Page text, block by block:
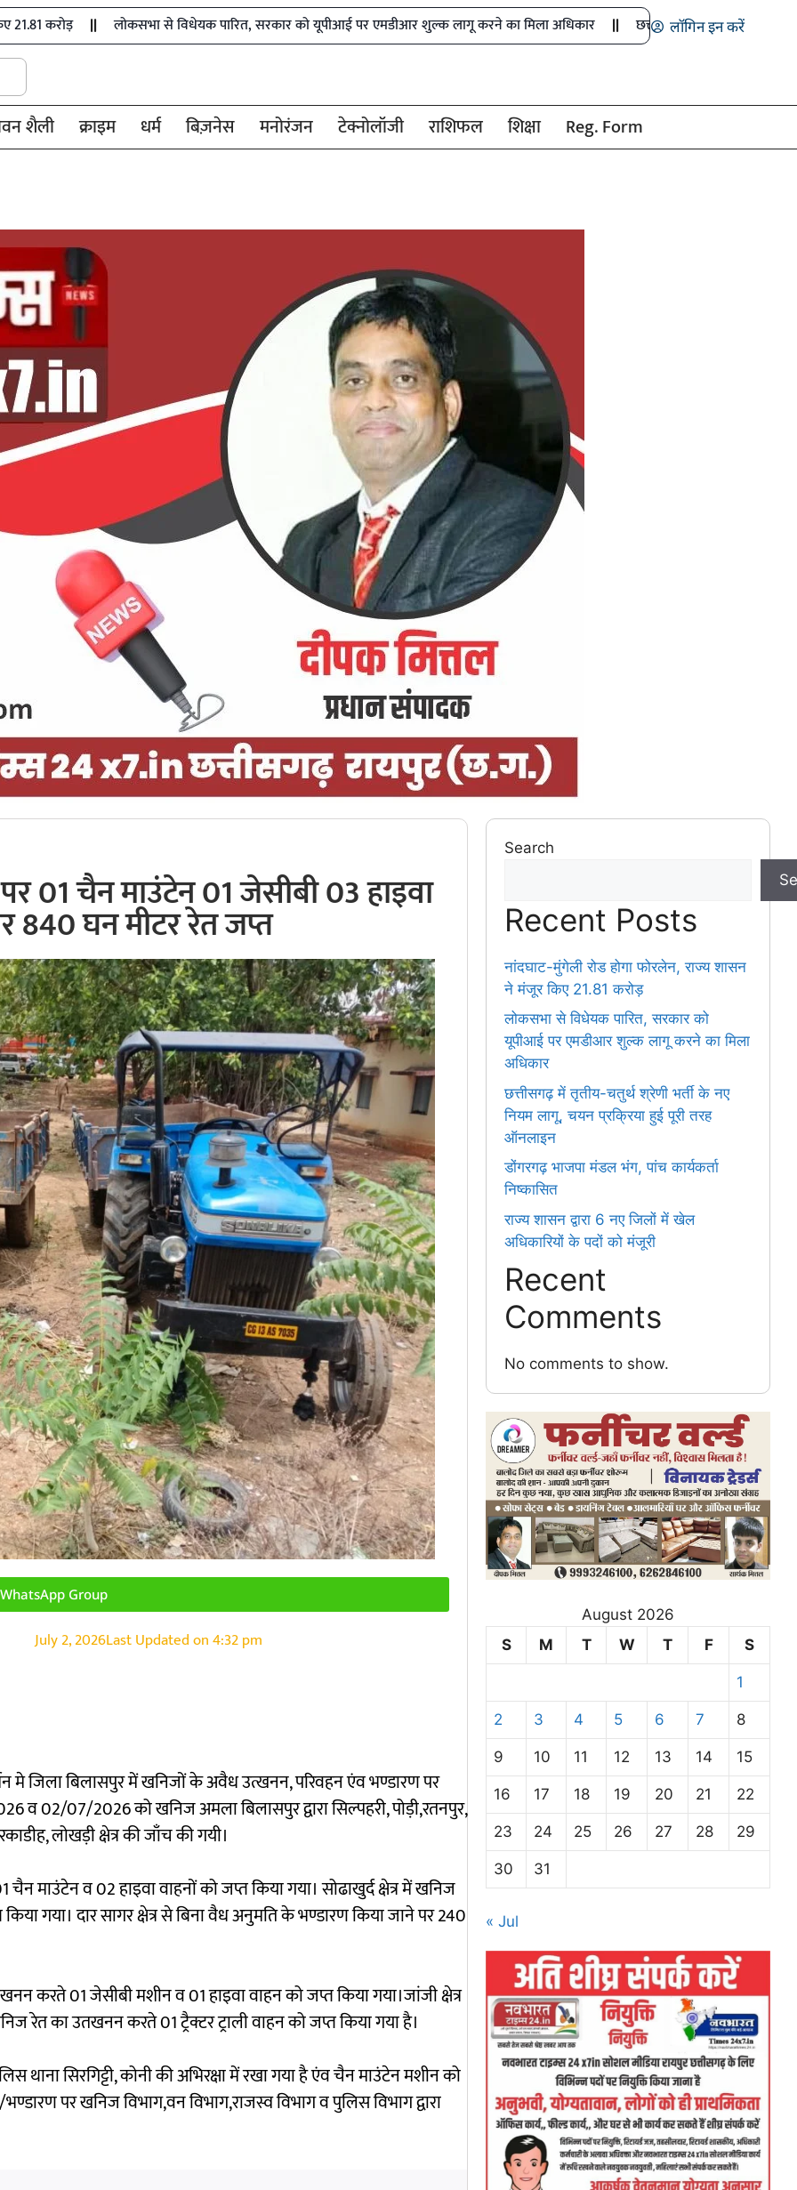
लोकसभा से विधेयक पारित, सरकार को यूपीआई पर एमडीआर शुल्क लागू करने का मिला अधिकार छत्तीसगढ़ में तृतीय-चतुर्थ श्रेणी भर्ती के नए
लॉगिन इन करें
शैली क्राइम धर्म बिज़नेस मनोरंजन टेक्नोलॉजी राशिफल शिक्षा Reg. Form
चैन माउंटेन 01 जेसीबी 03 हाइवा
840 घन मीटर रेत जप्त
Group
July 2, 2026Last Updated on4:32 pm
मे जिला बिलासपुर में खनिजों के अवैध उत्खनन, परिवहन एंव भण्डारण पर
व 02/07/2026 को खनिज अमला बिलासपुर द्वारा सिल्पहरी, पोड़ी,रतनपुर,
लोखड़ी क्षेत्र की जाँच की गयी।
माउंटेन व 02 हाइवा वाहनों को जप्त किया गया। सोढाखुर्द क्षेत्र में खनिज
गया। दार सागर क्षेत्र से बिना वैध अनुमति के भण्डारण किया जाने पर 240
करते 01 जेसीबी मशीन व 01 हाइवा वाहन को जप्त किया गया।जांजी क्षेत्र
रेत का उतखनन करते 01 ट्रैक्टर ट्राली वाहन को जप्त किया गया है।
सिरगिट्टी, कोनी की अभिरक्षा में रखा गया है एंव चैन माउंटेन मशीन को
पर खनिज विभाग,वन विभाग,राजस्व विभाग व पुलिस विभाग द्वारा
Search
Recent Posts
नांदघाट-मुंगेली रोड होगा फोरलेन, राज्य शासन
ने मंजूर किए 21.81 करोड़
लोकसभा से विधेयक पारित, सरकार को
यूपीआई पर एमडीआर शुल्क लागू करने का मिला
अधिकार
छत्तीसगढ़ में तृतीय-चतुर्थ श्रेणी भर्ती के नए
नियम लागू, चयन प्रक्रिया हुई पूरी तरह
ऑनलाइन
डोंगरगढ़ भाजपा मंडल भंग, पांच कार्यकर्ता
निष्कासित
राज्य शासन द्वारा 6 नए जिलों में खेल
अधिकारियों के पदों को मंजूरी
Recent
Comments
No comments to show.
August 2026
S
M T W T F S
1
2 3 4 5 6 7 8
9 10 11 12 13 14 15
16 17 18 19 20 21 22
23 24 25 26 27 28 29
30 31
« Jul